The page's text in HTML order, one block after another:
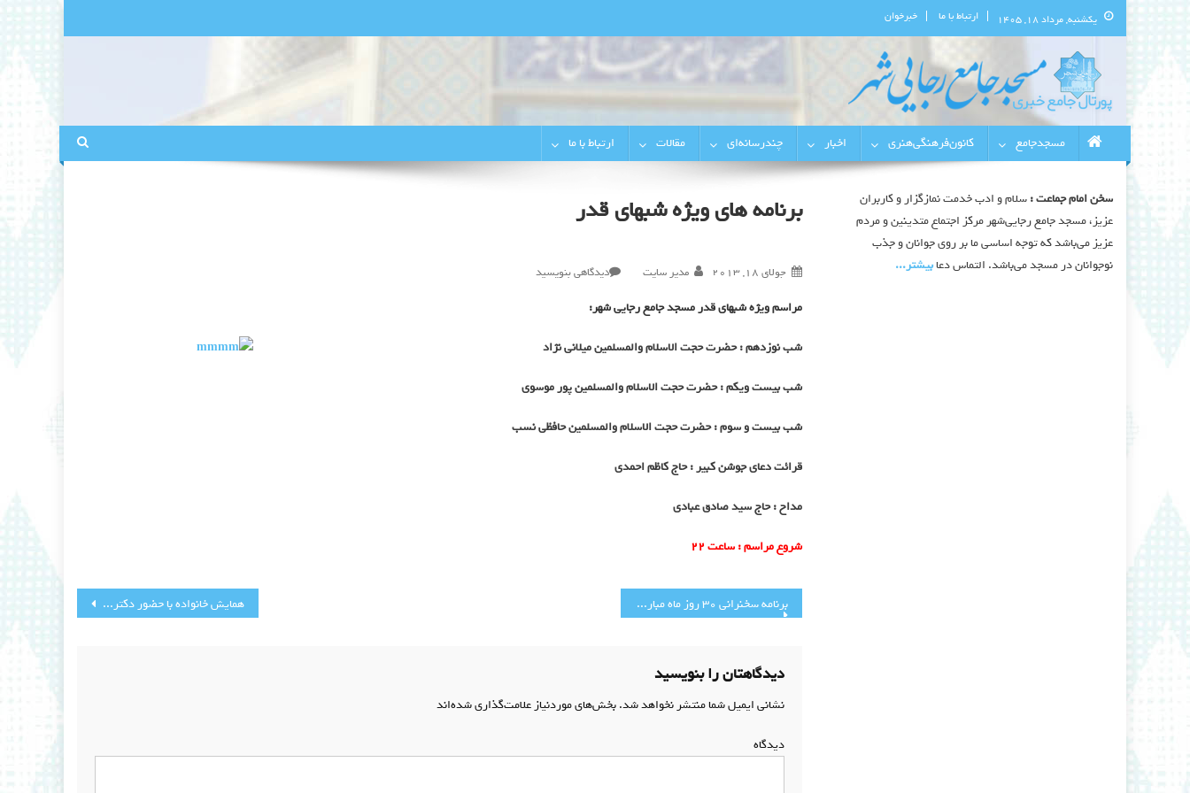
یکشنبه, مرداد ۱۸, ۱۴۰۵ ارتباط با ما خبرخوان
پورتال اطلاع‌رسانی مسجد جامع رجایی‌شهر
استان البرز
مسجدجامع
کانون‌فرهنگی‌هنری اخبار چندرسانه‌ای مقالات ارتباط با ما
برنامه های ویژه شبهای قدر
جولای 18, 2013 مدیر سایت دیدگاهی بنویسید
مراسم ویژه شبهای قدر مسجد جامع رجایی شهر:
شب نوزدهم : حضرت حجت الاسلام والمسلمین میلانی نژاد
شب بیست ویکم : حضرت حجت الاسلام والمسلمین پور موسوی
شب بیست و سوم : حضرت حجت الاسلام والمسلمین حافظی نسب
قرائت دعای جوشن کبیر : حاج کاظم احمدی
مداح : حاج سید صادق عبادی
شروع مراسم : ساعت 22
راهبری
همایش خانواده با حضور دکتر دهنوی برنامه سخنرانی 30 روز ماه مبارک رمضان
دیدگاهتان را بنویسید
نشانی ایمیل شما منتشر نخواهد شد.بخش‌های موردنیاز علامت‌گذاری شده‌اند
دیدگاه
سخن امام جماعت :سلام و ادب خدمت نمازگزار و کاربران
عزیز، مسجد جامع رجایی‌شهر مرکز اجتماع متدینین و مردم
عزیز می‌باشد که توجه اساسی ما بر روی جوانان و جذب
نوجوانان در مسجد می‌باشد. التماس دعابیشتر‫...‬